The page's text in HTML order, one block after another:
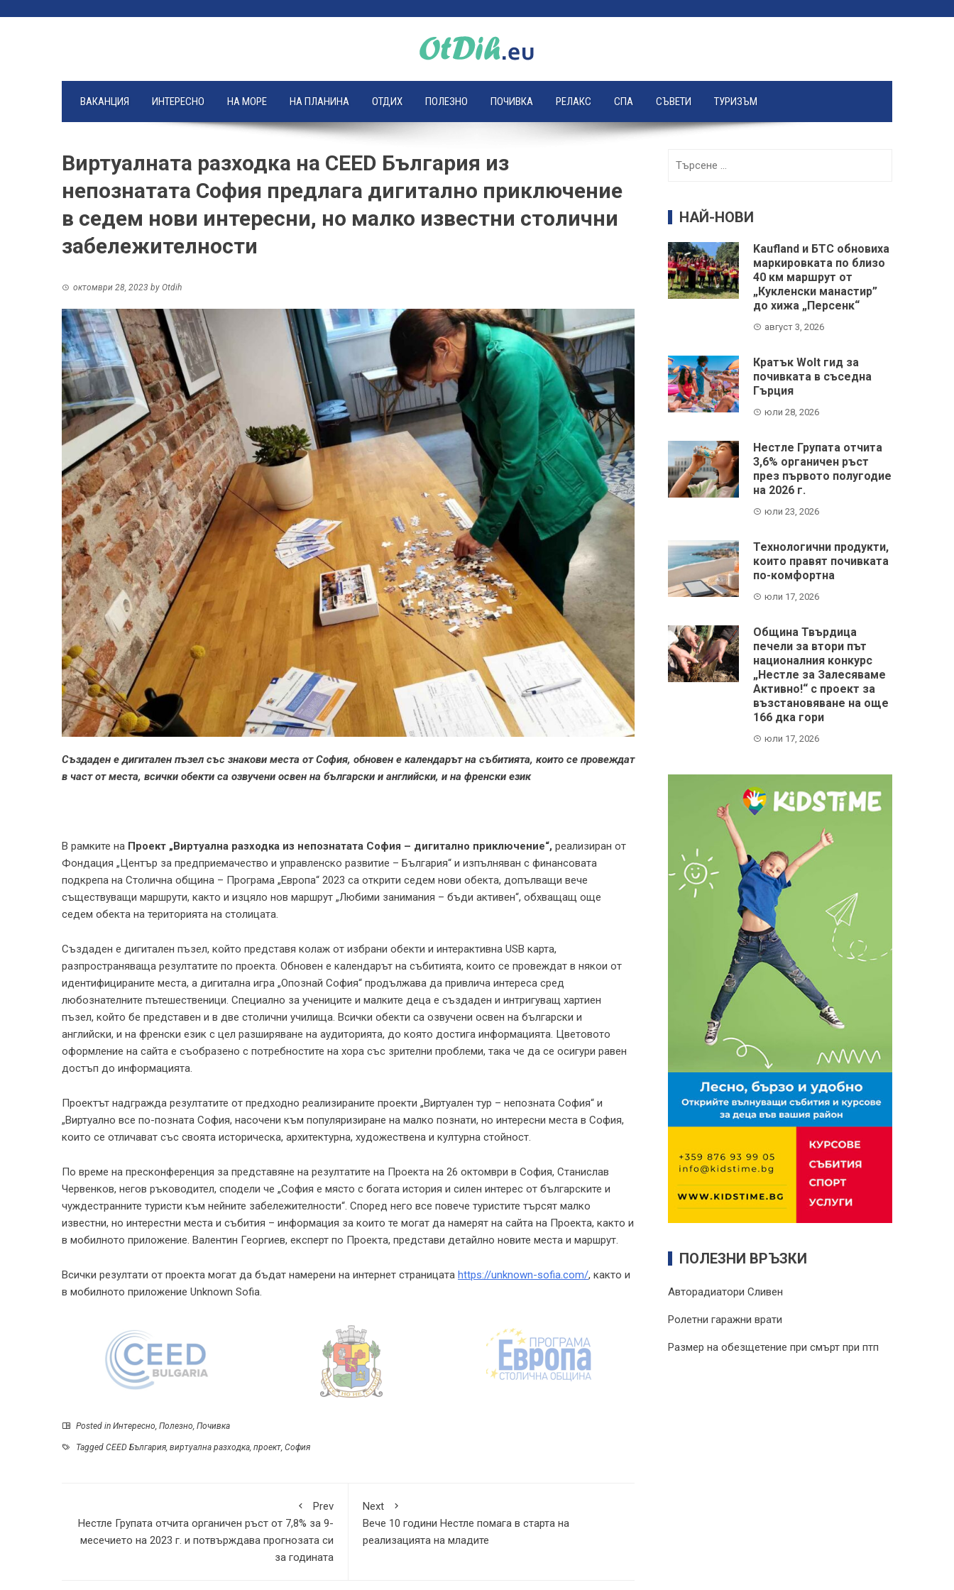
ВАКАНЦИЯ ИНТЕРЕСНО НА МОРЕ НА ПЛАНИНА ОТДИХ ПОЛЕЗНО ПОЧИВКА РЕЛАКС СПА СЪВЕТИ ТУРИЗЪМ
Виртуалната разходка на CEED България из
непознатата София предлага дигитално приключение
в седем нови интересни, но малко известни столични
забележителности
октомври 28, 2023 by Otdih
Създаден е дигитален пъзел със знакови места от София, обновен е календарът на събитията, които се провеждат
в част от места, всички обекти са озвучени освен на български и английски, и на френски език
В рамките на Проект „Виртуална разходка из непознатата София – дигитално приключение“, реализиран от
Фондация „Център за предприемачество и управленско развитие – България“ и изпълняван с финансовата
подкрепа на Столична община – Програма „Европа“ 2023 са открити седем нови обекта, допълващи вече
съществуващи маршрути, както и изцяло нов маршрут „Любими занимания – бъди активен“, обхващащ още
седем обекта на територията на столицата.
Създаден е дигитален пъзел, който представя колаж от избрани обекти и интерактивна USB карта,
разпространяваща резултатите по проекта. Обновен е календарът на събитията, които се провеждат в някои от
идентифицираните места, а дигитална игра „Опознай София“ продължава да привлича интереса сред
любознателните пътешественици. Специално за учениците и малките деца е създаден и интригуващ хартиен
пъзел, който бе представен и в две столични училища. Всички обекти са озвучени освен на български и
английски, и на френски език с цел разширяване на аудиторията, до която достига информацията. Цветовото
оформление на сайта е съобразено с потребностите на хора със зрителни проблеми, така че да се осигури равен
достъп до информацията.
Проектът надгражда резултатите от предходно реализираните проекти „Виртуален тур – непозната София“ и
„Виртуално все по-позната София, насочени към популяризиране на малко познати, но интересни места в София,
които се отличават със своята историческа, архитектурна, художествена и културна стойност.
По време на пресконференция за представяне на резултатите на Проекта на 26 октомври в София, Станислав
Червенков, негов ръководител, сподели че „София е място с богата история и силен интерес от българските и
чуждестранните туристи към нейните забележителности“. Според него все повече туристите търсят малко
известни, но интерестни места и събития – информация за които те могат да намерят на сайта на Проекта, както и
в мобилното приложение. Валентин Георгиев, експерт по Проекта, представи детайлно новите места и маршрут.
Всички резултати от проекта могат да бъдат намерени на интернет страницата https://unknown-sofia.com/, както и
в мобилното приложение Unknown Sofia.
Posted in Интересно, Полезно, Почивка
Tagged CEED България, виртуална разходка, проект, София
Prev
Нестле Групата отчита органичен ръст от 7,8% за 9-
месечието на 2023 г. и потвърждава прогнозата си
за годината
Next
Вече 10 години Нестле помага в старта на
реализацията на младите
НАЙ-НОВИ
Kaufland и БТС обновиха
маркировката по близо
40 км маршрут от
„Кукленски манастир”
до хижа „Персенк“
август 3, 2026
Кратък Wolt гид за
почивката в съседна
Гърция
юли 28, 2026
Нестле Групата отчита
3,6% органичен ръст
през първото полугодие
на 2026 г.
юли 23, 2026
Технологични продукти,
които правят почивката
по-комфортна
юли 17, 2026
Община Твърдица
печели за втори път
националния конкурс
„Нестле за Залесяваме
Активно!“ с проект за
възстановяване на още
166 дка гори
юли 17, 2026
ПОЛЕЗНИ ВРЪЗКИ
Авторадиатори Сливен
Ролетни гаражни врати
Размер на обезщетение при смърт при птп